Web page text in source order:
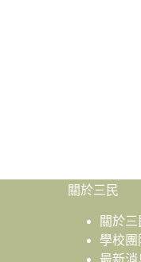
關於三民
關於三
學校團
最新消